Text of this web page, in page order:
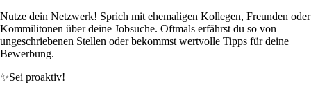
Nutze dein Netzwerk! Sprich mit ehemaligen Kollegen, Freunden oder
Kommilitonen über deine Jobsuche. Oftmals erfährst du so von
ungeschriebenen Stellen oder bekommst wertvolle Tipps für deine
Bewerbung.
✨Sei proaktiv!